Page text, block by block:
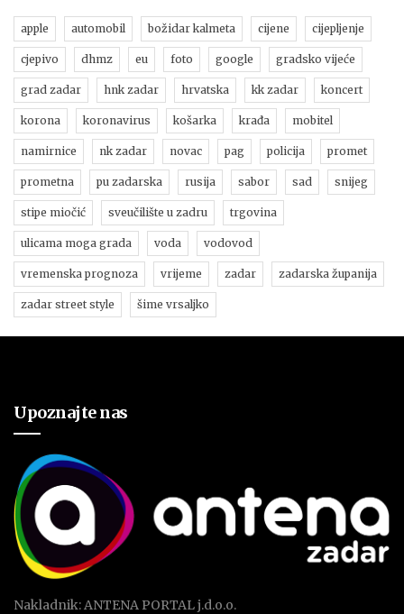
apple automobil božidar kalmeta cijene cijepljenje
cjepivo dhmz eu foto google gradsko vijeće
grad zadar hnk zadar hrvatska kk zadar koncert
korona koronavirus košarka krađa mobitel
namirnice nk zadar novac pag policija promet
prometna pu zadarska rusija sabor sad snijeg
stipe miočić sveučilište u zadru trgovina
ulicama moga grada voda vodovod
vremenska prognoza vrijeme zadar zadarska županija
zadar street style šime vrsaljko
Upoznajte nas
Nakladnik: ANTENA PORTAL j.d.o.o.